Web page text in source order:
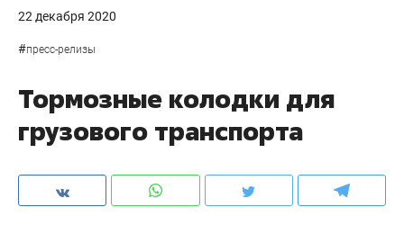
22 декабря 2020
#пресс-релизы
Тормозные колодки для
грузового транспорта